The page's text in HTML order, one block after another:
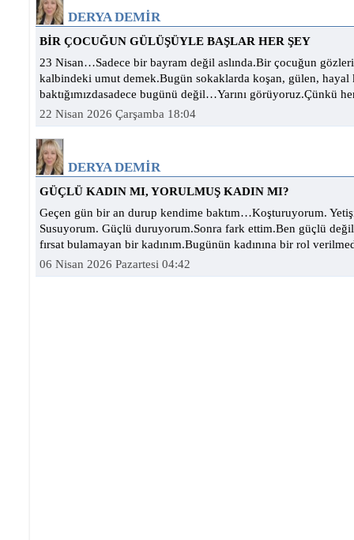
KADININ YARDIMINA İTFAİYE YETİŞTİ
DERYA DEMİR
BİR ÇOCUĞUN GÜLÜŞÜYLE BAŞLAR HER ŞEY
23 Nisan…Sadece bir bayram değil aslında.Bir çocuğun
kalbindeki umut demek.Bugün sokaklarda koşan, gülen, hayal
baktığımızdasadece bugünü değil…Yarını görüyoruz.Çünkü
22 Nisan 2026 Çarşamba 18:04
DERYA DEMİR
GÜÇLÜ KADIN MI, YORULMUŞ KADIN MI?
Geçen gün bir an durup kendime baktım…Koşturuyorum.
Susuyorum. Güçlü duruyorum.Sonra fark ettim.Ben güçlü
fırsat bulamayan bir kadınım.Bugünün kadınına bir rol
06 Nisan 2026 Pazartesi 04:42